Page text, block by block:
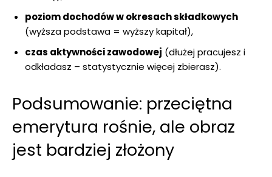
poziom dochodów w okresach składkowych
(wyższa podstawa = wyższy kapitał),
czas aktywności zawodowej (dłużej pracujesz i
odkładasz – statystycznie więcej zbierasz).
Podsumowanie: przeciętna
emerytura rośnie, ale obraz
jest bardziej złożony